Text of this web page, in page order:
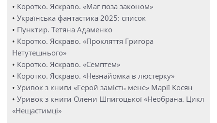
• Коротко. Яскраво. «Маг поза законом»
• Українська фантастика 2025: список
• Пунктир. Тетяна Адаменко
• Коротко. Яскраво. «Прокляття Григора
Нетутешнього»
• Коротко. Яскраво. «Семптем»
• Коротко. Яскраво. «Незнайомка в люстерку»
• Уривок з книги «Герой замість мене» Марії Косян
• Уривок з книги Олени Шпигоцької «Необрана. Цикл
«Нещастимці»